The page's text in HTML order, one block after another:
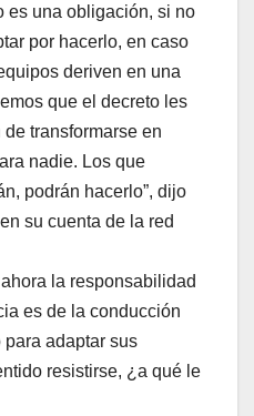
es una obligación, si no
por hacerlo, en caso
deriven en una
que el decreto les
transformarse en
nadie. Los que
podrán hacerlo”, dijo
su cuenta de la red
la responsabilidad
es de la conducción
para adaptar sus
resistirse, ¿a qué le